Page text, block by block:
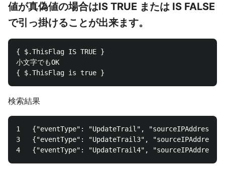
値が真偽値の場合はIS TRUE または IS FALSE
で引っ掛けることが出来ます。
{ $.ThisFlag IS TRUE }
小文字でもOK
検索結果
1	{"eventType": "UpdateTrail", "sourceIPAddress": "111.111.111.111", "arrayKey": ["value", "another value"], "objectList": [{ "name": "a", "id": 1},{"name": "b", "id": 2}], "SomeObject": null, "ThisFlag": true}
3	{"eventType": "UpdateTrail3", "sourceIPAddress": "120.0.0.1", "arrayKey": ["value", "another value"], "objectList": [{ "name": "e", "id": 500},{"name": "f", "id": 600}], "SomeObject": "a", "ThisFlag": true}